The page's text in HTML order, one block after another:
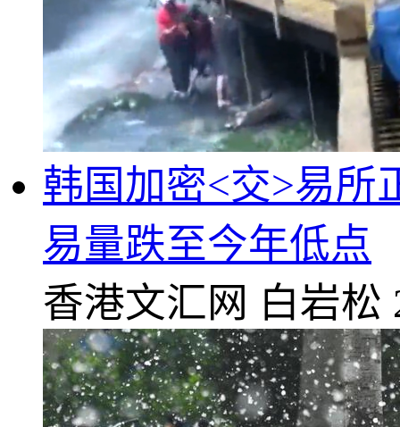
韩国加密<交>易所
易量跌至今年低点
香港文汇网 白岩松